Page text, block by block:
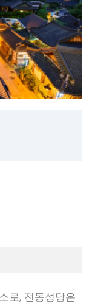
로, 전동성당은